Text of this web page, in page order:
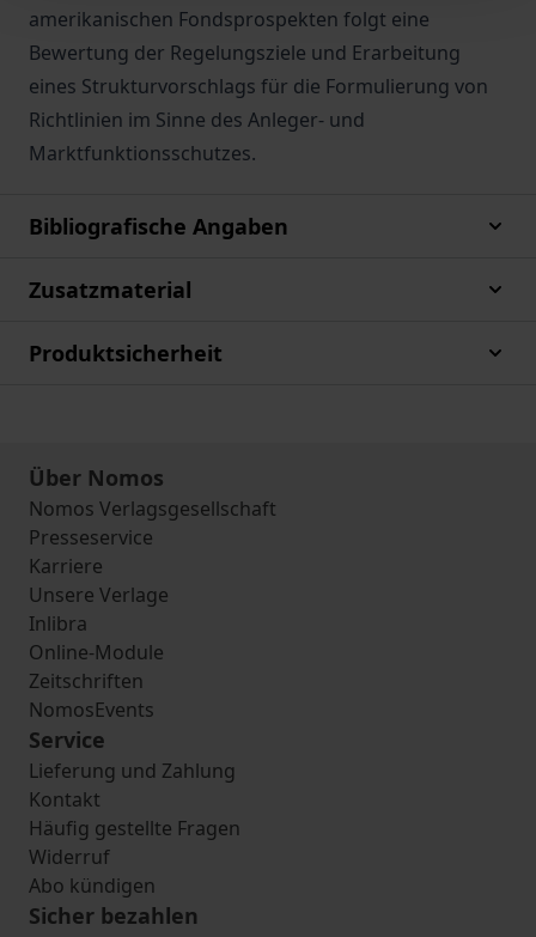
amerikanischen Fondsprospekten folgt eine
Bewertung der Regelungsziele und Erarbeitung
eines Strukturvorschlags für die Formulierung von
Richtlinien im Sinne des Anleger- und
Marktfunktionsschutzes.
Bibliografische Angaben
Zusatzmaterial
Produktsicherheit
Über Nomos
Nomos Verlagsgesellschaft
Presseservice
Karriere
Unsere Verlage
Inlibra
Online-Module
Zeitschriften
NomosEvents
Service
Lieferung und Zahlung
Kontakt
Häufig gestellte Fragen
Widerruf
Abo kündigen
Sicher bezahlen